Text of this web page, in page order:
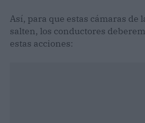
Así, para que estas cámaras de
salten, los conductores
estas acciones: